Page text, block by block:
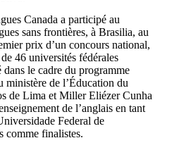
Canada a participé au
sans frontières, à Brasilia, au
prix d’un concours national,
46 universités fédérales
dans le cadre du programme
ministère de l’Éducation du
de Lima et Miller Eliézer Cunha
de l’anglais en tant
Federal de
comme finalistes.